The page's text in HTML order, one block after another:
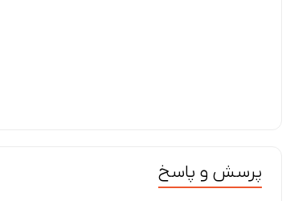
پرسش و پاسخ